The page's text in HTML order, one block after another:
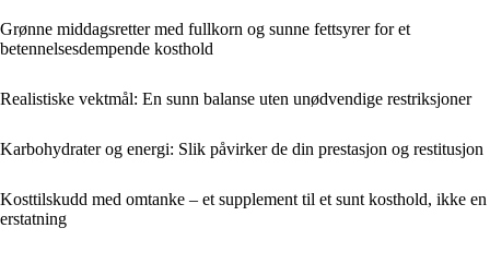
Grønne middagsretter med fullkorn og sunne fettsyrer for et
betennelsesdempende kosthold
Realistiske vektmål: En sunn balanse uten unødvendige restriksjoner
Karbohydrater og energi: Slik påvirker de din prestasjon og restitusjon
Kosttilskudd med omtanke – et supplement til et sunt kosthold, ikke en
erstatning